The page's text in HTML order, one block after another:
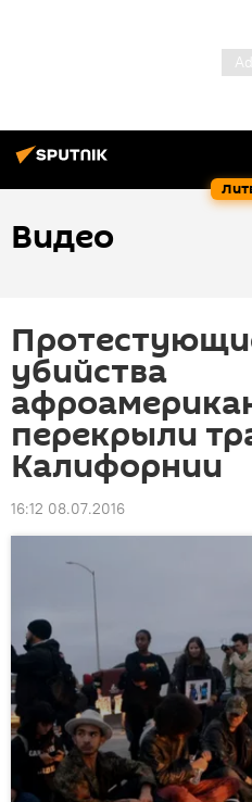
Видео
убийства
перекрыли
Калифорнии
16:12 08.07.2016